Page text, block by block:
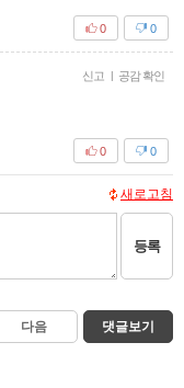
0
0
신고 | 공감 확인
0
0
새로고침
등록
다음 댓글보기